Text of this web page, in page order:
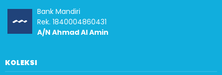
Bank Mandiri
Rek. 1840004860431
A/N Ahmad Al Amin
KOLEKSI